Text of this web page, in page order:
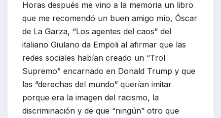
Horas después me vino a la memoria un libro
que me recomendó un buen amigo mío, Óscar
de La Garza, “Los agentes del caos” del
italiano Giulano da Empoli al afirmar que las
redes sociales habían creado un “Trol
Supremo” encarnado en Donald Trump y que
las “derechas del mundo” querían imitar
porque era la imagen del racismo, la
discriminación y de que “ningún” otro que